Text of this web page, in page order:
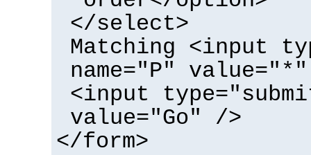
</select>
Matching <input
name="P"
<input
value="Go" />
</form>